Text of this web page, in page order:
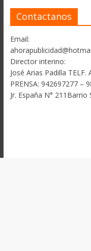
Contactanos
Email:
Director interino:
José Arias Padilla TELF.
PRENSA: 942697277 –
Jr. España N°